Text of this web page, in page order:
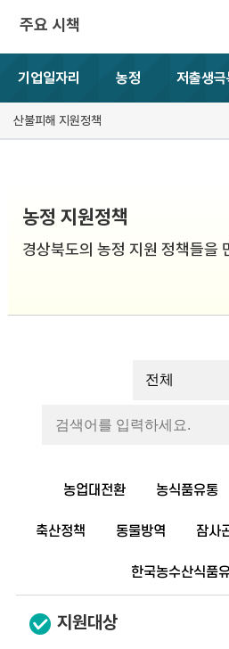
주요 시책
기업일자리 농정 저출생극
산불피해 지원정책
농정 지원정책
경상북도의 농정 지원 정책들을
농업대전환 농식품유통
축산정책 동물방역 잠사
한국농수산식품
지원대상